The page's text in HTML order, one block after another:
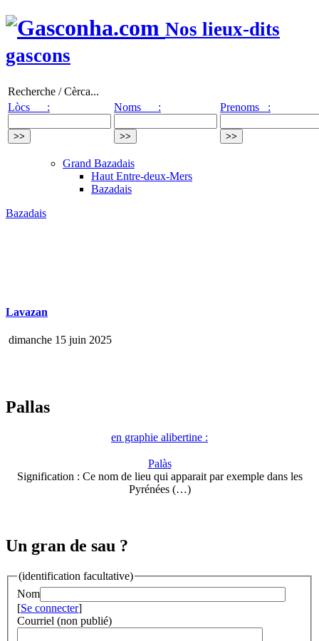
Nos lieux-dits
gascons
Recherche / Cèrca...
Lòcs :
Noms : Prenoms :
Grand Bazadais
Haut Entre-deux-Mers
Bazadais
Bazadais
Lavazan
dimanche 15 juin 2025
Pallas
en graphie alibertine :
Palàs
Signification : Ce nom de lieu qui apparait par exemple dans les
Pyrénées (…)
Un gran de sau ?
(identification facultative)
Nom
[Se connecter]
Courriel (non publié)